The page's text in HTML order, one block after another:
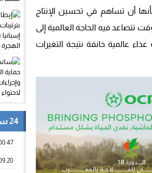
أن تساهم في تحسين الإنتاج
تتصاعد فيه الحاجة العالمية إلى
عالمية خانقة نتيجة التغيرات
24 ساعة